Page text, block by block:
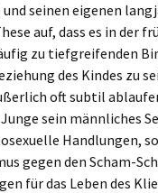
seinen eigenen
auf, dass es in der
zu tiefgreifenden
des Kindes zu
oft subtil
sein männliches
Handlungen,
gegen den Scham-
für das Leben des